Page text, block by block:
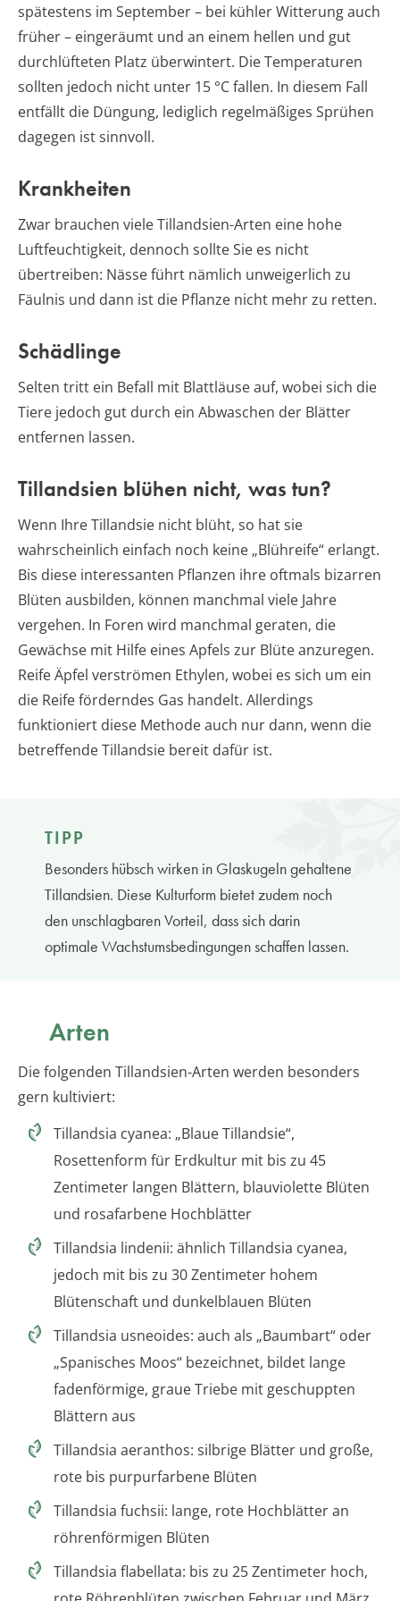
spätestens im September – bei kühler Witterung auch
früher – eingeräumt und an einem hellen und gut
durchlüfteten Platz überwintert. Die Temperaturen
sollten jedoch nicht unter 15 °C fallen. In diesem Fall
entfällt die Düngung, lediglich regelmäßiges Sprühen
dagegen ist sinnvoll.
Krankheiten
Zwar brauchen viele Tillandsien-Arten eine hohe
Luftfeuchtigkeit, dennoch sollte Sie es nicht
übertreiben: Nässe führt nämlich unweigerlich zu
Fäulnis und dann ist die Pflanze nicht mehr zu retten.
Schädlinge
Selten tritt ein Befall mit Blattläuse auf, wobei sich die
Tiere jedoch gut durch ein Abwaschen der Blätter
entfernen lassen.
Tillandsien blühen nicht, was tun?
Wenn Ihre Tillandsie nicht blüht, so hat sie
wahrscheinlich einfach noch keine „Blühreife“ erlangt.
Bis diese interessanten Pflanzen ihre oftmals bizarren
Blüten ausbilden, können manchmal viele Jahre
vergehen. In Foren wird manchmal geraten, die
Gewächse mit Hilfe eines Apfels zur Blüte anzuregen.
Reife Äpfel verströmen Ethylen, wobei es sich um ein
die Reife förderndes Gas handelt. Allerdings
funktioniert diese Methode auch nur dann, wenn die
betreffende Tillandsie bereit dafür ist.
TIPP
Besonders hübsch wirken in Glaskugeln gehaltene
Tillandsien. Diese Kulturform bietet zudem noch
den unschlagbaren Vorteil, dass sich darin
optimale Wachstumsbedingungen schaffen lassen.
Arten
Die folgenden Tillandsien-Arten werden besonders
gern kultiviert:
Tillandsia cyanea: „Blaue Tillandsie“,
Rosettenform für Erdkultur mit bis zu 45
Zentimeter langen Blättern, blauviolette Blüten
und rosafarbene Hochblätter
Tillandsia lindenii: ähnlich Tillandsia cyanea,
jedoch mit bis zu 30 Zentimeter hohem
Blütenschaft und dunkelblauen Blüten
Tillandsia usneoides: auch als „Baumbart“ oder
„Spanisches Moos“ bezeichnet, bildet lange
fadenförmige, graue Triebe mit geschuppten
Blättern aus
Tillandsia aeranthos: silbrige Blätter und große,
rote bis purpurfarbene Blüten
Tillandsia fuchsii: lange, rote Hochblätter an
röhrenförmigen Blüten
Tillandsia flabellata: bis zu 25 Zentimeter hoch,